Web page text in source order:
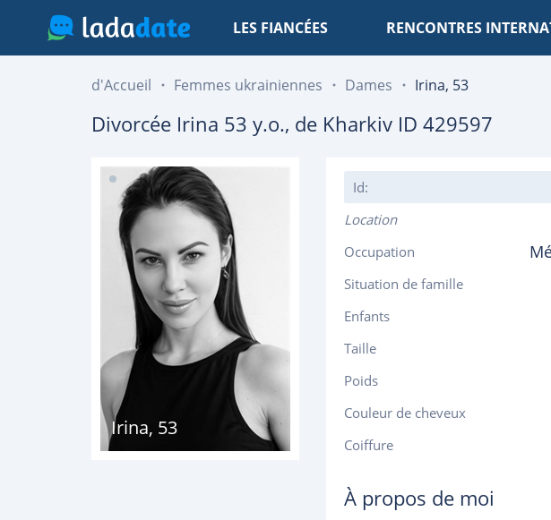
LES FIANCÉES RENCONTRES
d'Accueil Femmes ukrainiennes Dames Irina, 53
Divorcée Irina 53 y.o., de Kharkiv ID 429597
Irina, 53
Id:
Location
Occupation
Situation de famille
Enfants
Taille
Poids
Couleur de cheveux
Coiffure
À propos de moi